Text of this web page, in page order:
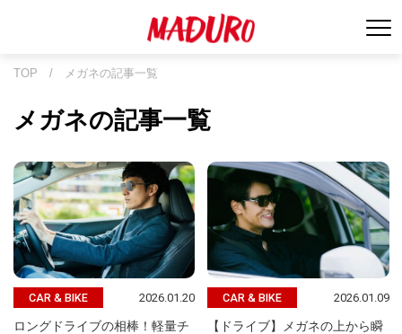
TOP / メガネの記事一覧
メガネの記事一覧
CAR & BIKE 2026.01.20
ロングドライブの相棒！軽量チ
CAR & BIKE 2026.01.09
【ドライブ】メガネの上から瞬